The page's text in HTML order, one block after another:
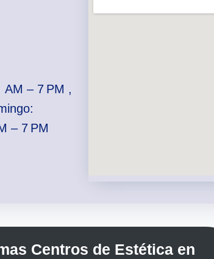
– 7 PM ,
– 7 PM
Centros de Estética en